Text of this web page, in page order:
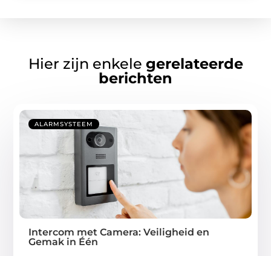
Hier zijn enkele gerelateerde
berichten
ALARMSYSTEEM
Intercom met Camera: Veiligheid en
Gemak in Één